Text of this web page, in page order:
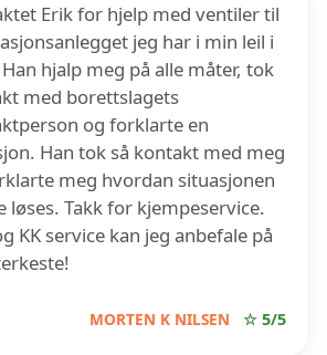
Erik for hjelp med ventiler til
jeg har i min leil i
hjalp meg på alle måter, tok
med borettslagets
og forklarte en
Han tok så kontakt med meg
meg hvordan situasjonen
løses. Takk for kjempeservice.
KK service kan jeg anbefale på
MORTEN K NILSEN ☆ 5/5